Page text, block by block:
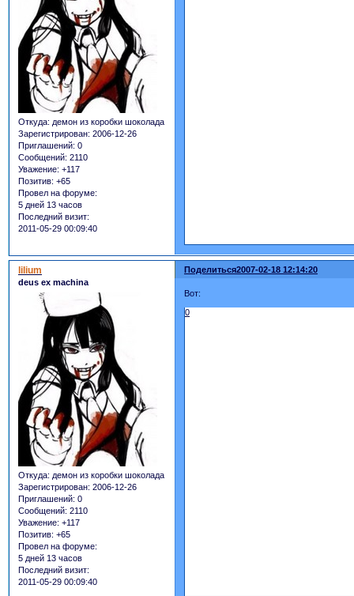
Откуда: демон из коробки шоколада
Зарегистрирован: 2006-12-26
Приглашений: 0
Сообщений: 2110
Уважение: +117
Позитив: +65
Провел на форуме:
5 дней 13 часов
Последний визит:
2011-05-29 00:09:40
Поделиться2007-02-18 12:14:20
lilium
deus ex machina
Откуда: демон из коробки шоколада
Зарегистрирован: 2006-12-26
Приглашений: 0
Сообщений: 2110
Уважение: +117
Позитив: +65
Провел на форуме:
5 дней 13 часов
Последний визит:
2011-05-29 00:09:40
Вот:
0